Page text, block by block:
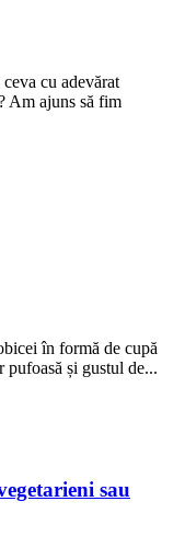
cu adevărat
Am ajuns să fim
în formă de cupă
pufoasă și gustul de...
sau